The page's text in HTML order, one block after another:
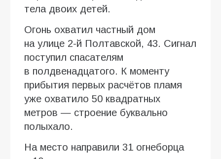
тела двоих детей.
Огонь охватил частный дом
на улице 2-й Полтавской, 43. Сигнал
поступил спасателям
в полдвенадцатого. К моменту
прибытия первых расчётов пламя
уже охватило 50 квадратных
метров — строение буквально
полыхало.
На место направили 31 огнеборца